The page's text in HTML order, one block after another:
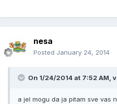
nesa
Posted January 24, 2014
On 1/24/2014 at 7:52 AM,
a jel mogu da ja pitam sve vas